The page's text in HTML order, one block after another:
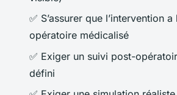
✅ S’assurer que l’intervention
opératoire médicalisé
✅ Exiger un suivi post-
défini